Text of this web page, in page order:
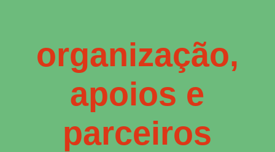
organização,
apoios e
parceiros